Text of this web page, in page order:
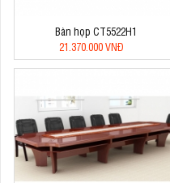
Bàn họp CT5522H1
21.370.000 VNĐ